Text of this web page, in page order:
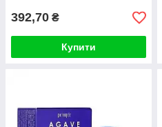
392,70 ₴
Купити